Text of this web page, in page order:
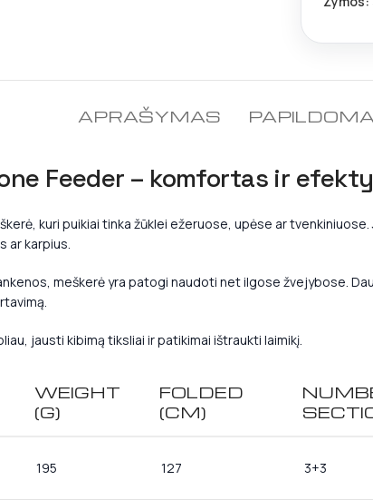
APRAŠYMAS
Feeder – komfortas ir
kuri puikiai tinka žūklei ežeruose, upėse ar
ar karpius.
meškerė yra patogi naudoti net ilgose žvejybose.
jausti kibimą tiksliai ir patikimai ištraukti laimikį.
WEIGHT
(G)
FOLDED
(CM)
195 127 3+3